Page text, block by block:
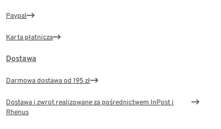
Paypal
Karta płatnicza
Dostawa
Darmowa dostawa od 195 zł
Dostawa i zwrot realizowane za pośrednictwem InPost i
Rhenus